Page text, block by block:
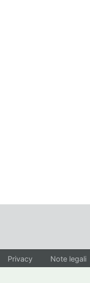
Privacy Note legali